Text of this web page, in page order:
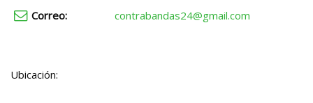
Correo: contrabandas24@gmail.com
Ubicación: